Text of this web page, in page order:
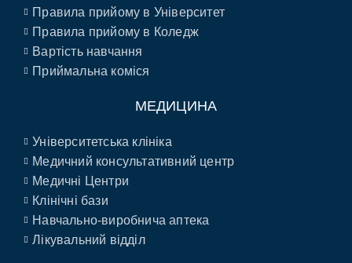
Правила прийому в Університет
Правила прийому в Коледж
Вартість навчання
Приймальна коміся
МЕДИЦИНА
Університетська клініка
Медичний консультативний центр
Медичні Центри
Клінічні бази
Навчально-виробнича аптека
Лікувальний відділ